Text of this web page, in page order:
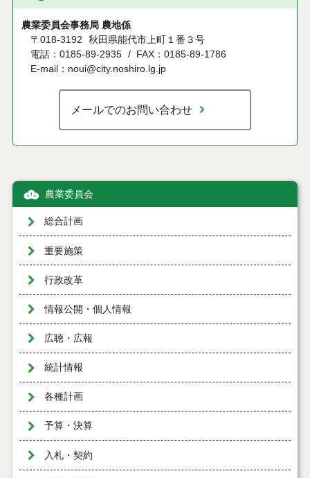
農業委員会事務局 農地係
〒018-3192
秋田県能代市上町１番３号
電話：0185-89-2935
FAX：0185-89-1786
E-mail：noui@city.noshiro.lg.jp
メールでのお問い合わせ
農業委員会
総合計画
重要施策
行政改革
情報公開・個人情報
広聴・広報
統計情報
各種計画
予算・決算
入札・契約